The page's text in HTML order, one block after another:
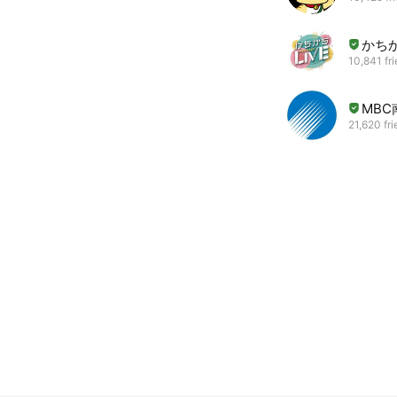
かち
10,841
MBC
21,620